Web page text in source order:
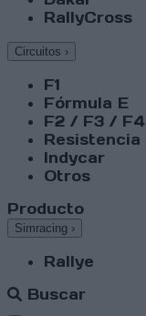
RallyCross
Circuitos ›
F1
Fórmula E
F2 / F3 / F4
Resistencia
Indycar
Otros
Producto
Simracing ›
Rallye
Buscar